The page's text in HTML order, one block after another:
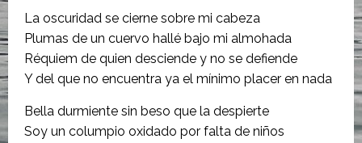
La oscuridad se cierne sobre mi cabeza
Plumas de un cuervo hallé bajo mi almohada
Réquiem de quien desciende y no se defiende
Y del que no encuentra ya el mínimo placer en nada
Bella durmiente sin beso que la despierte
Soy un columpio oxidado por falta de niños